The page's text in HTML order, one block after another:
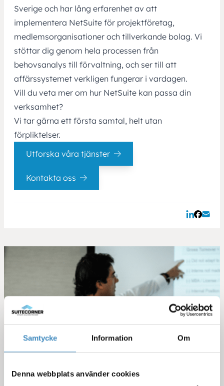
Samtycke Information Om
Denna webbplats använder cookies
Sverige och har lång erfarenhet av att
implementera NetSuite för projektföretag,
medlemsorganisationer och tillverkande bolag. Vi
stöttar dig genom hela processen från
behovsanalys till förvaltning, och ser till att
affärssystemet verkligen fungerar i vardagen.
Vill du veta mer om hur NetSuite kan passa din
verksamhet?
Vi tar gärna ett första samtal, helt utan
förpliktelser.
Utforska våra tjänster
Kontakta oss